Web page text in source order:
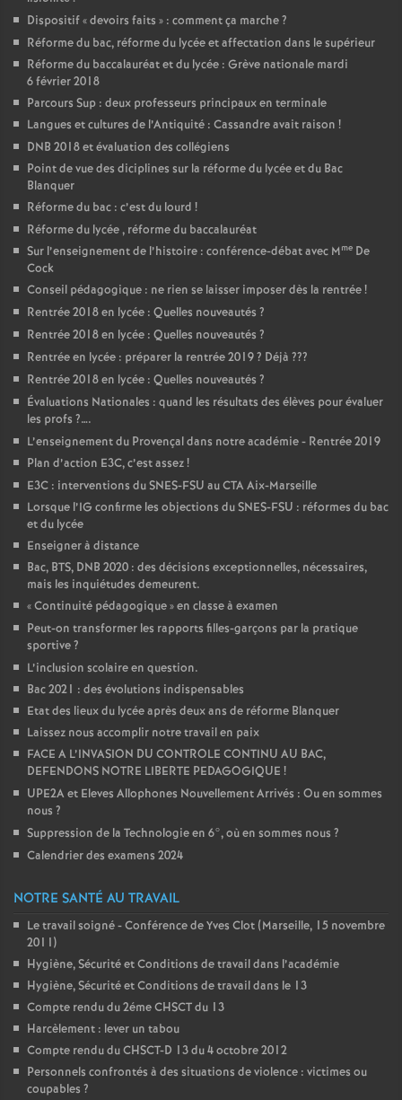
Dispositif «devoirs faits » : comment ça marche?
Réforme du bac, réforme du lycée et affectation dans le supérieur
Réforme du baccalauréat et du lycée : Grève nationale mardi
6 février 2018
Parcours Sup : deux professeurs principaux en terminale
Langues et cultures de l’Antiquité : Cassandre avait raison !
DNB 2018 et évaluation des collégiens
Point de vue des diciplines sur la réforme du lycée et du Bac
Blanquer
Réforme du bac : c’est du lourd !
Réforme du lycée , réforme du baccalauréat
Sur l’enseignement de l’histoire : conférence-débat avec Mme De
Cock
Conseil pédagogique : ne rien se laisser imposer dès la rentrée!
Rentrée 2018 en lycée : Quelles nouveautés ?
Rentrée 2018 en lycée : Quelles nouveautés ?
Rentrée en lycée : préparer la rentrée 2019? Déjà ???
Rentrée 2018 en lycée : Quelles nouveautés ?
Évaluations Nationales : quand les résultats des élèves pour évaluer
les profs ?….
L’enseignement du Provençal dans notre académie - Rentrée 2019
Plan d’action E3C, c’est assez!
E3C : interventions du SNES-FSU au CTA Aix-Marseille
Lorsque l’IG confirme les objections du SNES-FSU : réformes du bac
et du lycée
Enseigner à distance
Bac, BTS, DNB 2020 : des décisions exceptionnelles, nécessaires,
mais les inquiétudes demeurent.
«Continuité pédagogique» en classe à examen
Peut-on transformer les rapports filles-garçons par la pratique
sportive?
L’inclusion scolaire en question.
Bac 2021 : des évolutions indispensables
Etat des lieux du lycée après deux ans de réforme Blanquer
Laissez nous accomplir notre travail en paix
FACE A L’INVASION DU CONTROLE CONTINU AU BAC,
DEFENDONS NOTRE LIBERTE PEDAGOGIQUE !
UPE2A et Eleves Allophones Nouvellement Arrivés : Ou en sommes
nous ?
Suppression de la Technologie en 6°, où en sommes nous ?
Calendrier des examens 2024
NOTRE SANTÉ AU TRAVAIL
Le travail soigné - Conférence de Yves Clot (Marseille, 15 novembre
2011)
Hygiène, Sécurité et Conditions de travail dans l’académie
Hygiène, Sécurité et Conditions de travail dans le 13
Compte rendu du 2éme CHSCT du 13
Harcèlement : lever un tabou
Compte rendu du CHSCT-D 13 du 4 octobre 2012
Personnels confrontés à des situations de violence : victimes ou
coupables ?